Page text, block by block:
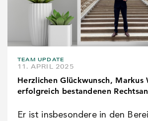
TEAM UPDATE
11. APRIL 2025
Herzlichen Glückwunsch, Markus
erfolgreich bestandenen
Er ist insbesondere in den